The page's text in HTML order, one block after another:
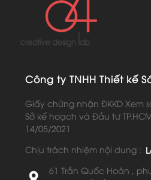
Công ty TNHH Thiết kế
Giấy chứng nhận ĐKKD Xem
Sở kế hoạch và Đầu tư
14/05/2021
Chịu trách nhiệm nội dung :
61 Trần Quốc Hoàn ,